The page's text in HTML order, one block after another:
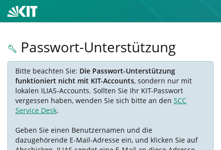
Passwort-Unterstützung
Bitte beachten Sie: Die Passwort-Unterstützung
funktioniert nicht mit KIT-Accounts, sondern nur mit
lokalen ILIAS-Accounts. Sollten Sie Ihr KIT-Passwort
vergessen haben, wenden Sie sich bitte an den SCC
Service Desk.
Geben Sie einen Benutzernamen und die
dazugehörende E-Mail-Adresse ein, und klicken Sie auf